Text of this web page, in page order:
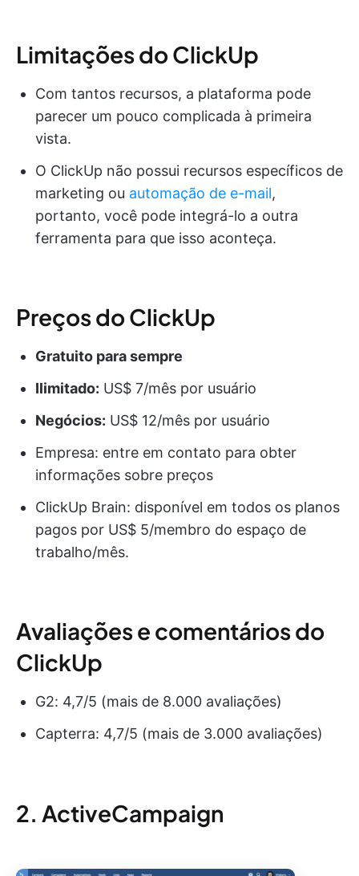
Limitações do ClickUp
Com tantos recursos, a plataforma pode
parecer um pouco complicada à primeira
vista.
O ClickUp não possui recursos específicos de
marketing ou automação de e-mail,
portanto, você pode integrá-lo a outra
ferramenta para que isso aconteça.
Preços do ClickUp
Gratuito para sempre
Ilimitado: US$ 7/mês por usuário
Negócios: US$ 12/mês por usuário
Empresa: entre em contato para obter
informações sobre preços
ClickUp Brain: disponível em todos os planos
pagos por US$ 5/membro do espaço de
trabalho/mês.
Avaliações e comentários do
ClickUp
G2: 4,7/5 (mais de 8.000 avaliações)
Capterra: 4,7/5 (mais de 3.000 avaliações)
2. ActiveCampaign